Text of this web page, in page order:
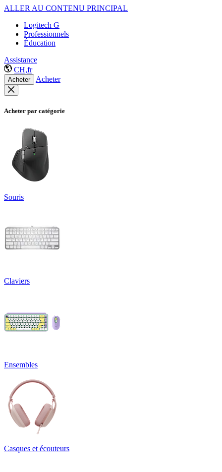
ALLER AU CONTENU PRINCIPAL
Logitech G
Professionnels
Éducation
Assistance
CH,fr
Acheter Acheter
Acheter par catégorie
Souris
Claviers
Ensembles
Casques et écouteurs